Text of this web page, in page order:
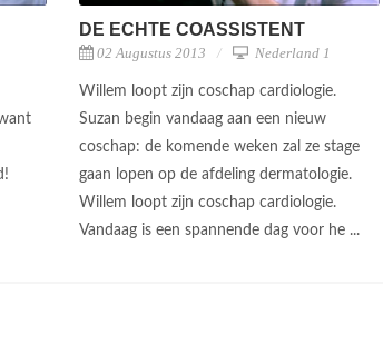
DE ECHTE COASSISTENT
02 Augustus 2013 Nederland 1
Willem loopt zijn coschap cardiologie.
Suzan begin vandaag aan een nieuw
coschap: de komende weken zal ze stage
gaan lopen op de afdeling dermatologie.
Willem loopt zijn coschap cardiologie.
Vandaag is een spannende dag voor he ...